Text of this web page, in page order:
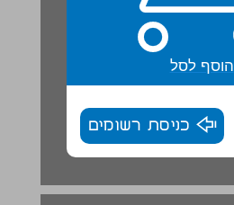
הוסף לסל
כניסת רשומים